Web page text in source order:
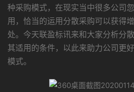
种采购模式，在现实当中很多公司
用，恰当的运用分散采购可以获得
处。今天联盈标讯来和大家分析分
其适用的条件，以此来助力公司更
模式。